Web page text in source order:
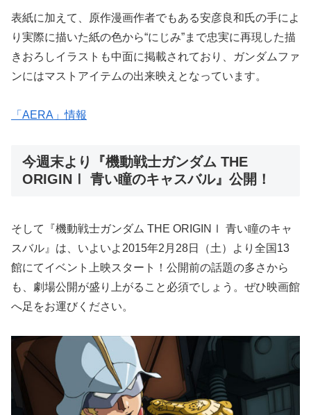
表紙に加えて、原作漫画作者でもある安彦良和氏の手によ
り実際に描いた紙の色から“にじみ”まで忠実に再現した描
きおろしイラストも中面に掲載されており、ガンダムファ
ンにはマストアイテムの出来映えとなっています。
「AERA」情報
今週末より『機動戦士ガンダム THE
ORIGINⅠ 青い瞳のキャスバル』公開！
そして『機動戦士ガンダム THE ORIGINⅠ 青い瞳のキャ
スバル』は、いよいよ2015年2月28日（土）より全国13
館にてイベント上映スタート！公開前の話題の多さから
も、劇場公開が盛り上がること必須でしょう。ぜひ映画館
へ足をお運びください。